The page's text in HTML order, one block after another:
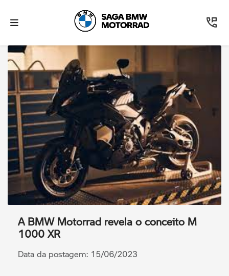
A BMW Motorrad revela o conceito M
1000 XR
Data da postagem: 15/06/2023